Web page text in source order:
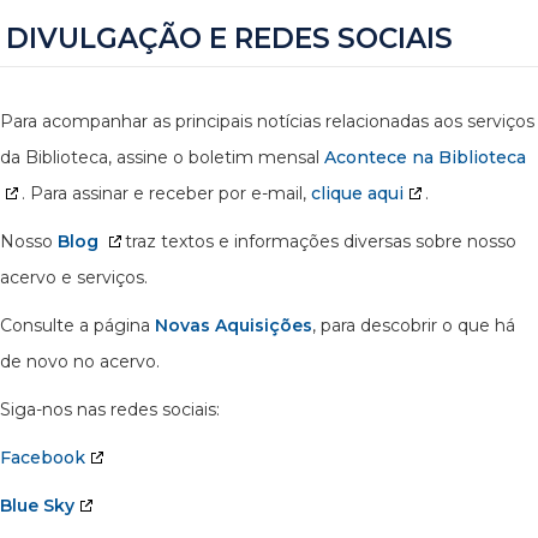
DIVULGAÇÃO E REDES SOCIAIS
Para acompanhar as principais notícias relacionadas aos serviços
da Biblioteca, assine o boletim mensal Acontece na Biblioteca
. Para assinar e receber por e-mail, clique aqui .
Nosso Blog
traz textos e informações diversas sobre nosso
acervo e serviços.
Consulte a página Novas Aquisições, para descobrir o que há
de novo no acervo.
Siga-nos nas redes sociais:
Facebook
Blue Sky